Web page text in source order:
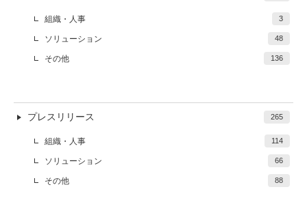
組織・人事 3
ソリューション 48
その他 136
プレスリリース 265
組織・人事 114
ソリューション 66
その他 88